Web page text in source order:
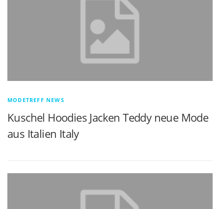
MODETREFF NEWS
Kuschel Hoodies Jacken Teddy neue Mode
aus Italien Italy